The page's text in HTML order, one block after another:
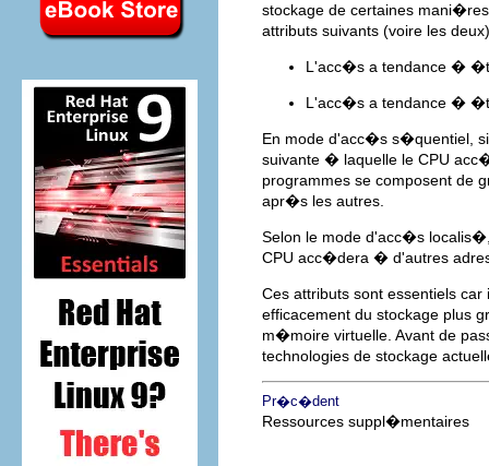
stockage de certaines
attributs suivants (voire les
L'acc�s a tendance �
L'acc�s a tendance �
En mode d'acc�s s�quentiel,
suivante � laquelle le CPU
programmes se composent
apr�s les autres.
Selon le mode d'acc�s
CPU acc�dera � d'autres
Ces attributs sont essentiels
efficacement du stockage plus
m�moire virtuelle. Avant de
technologies de stockage
Pr�c�dent
Ressources suppl�mentaires